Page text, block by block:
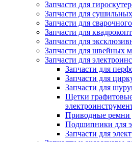
Запчасти для
Запчасти для
Запчасти для
Запчасти для
Запчасти для
Запчасти для швейных
Запчасти для
Запчасти для
Запчасти для
Запчасти для
Щетки
Приводные ремни
Подшипники для
Запчасти для